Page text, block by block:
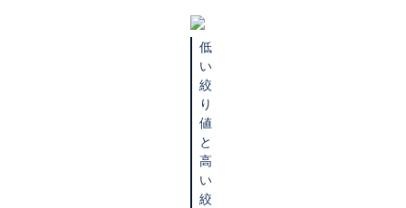
低
い
絞
り
値
と
高
い
絞